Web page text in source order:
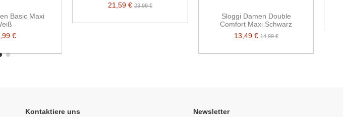
Basic Maxi
€
21,59 €23,99 €
Sloggi Damen Double
Comfort Maxi Schwarz
13,49 €14,99 €
Kontaktiere uns Newsletter